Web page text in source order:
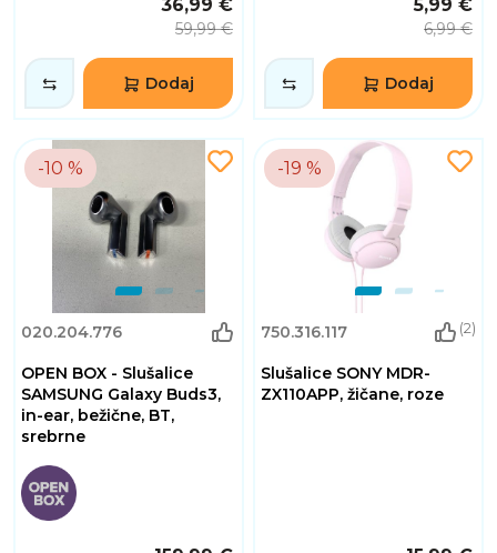
36,99 €
59,99 €
Dodaj
5,99 €
6,99 €
Dodaj
-10 %
020.204.776
OPEN BOX - Slušalice
SAMSUNG Galaxy Buds3,
in-ear, bežične, BT,
srebrne
-19 %
750.316.117 (2)
Slušalice SONY MDR-
ZX110APP, žičane, roze